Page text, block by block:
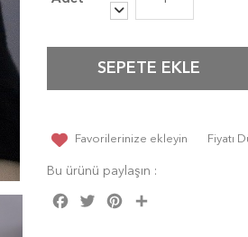
SEPETE EKLE
Favorilerinize ekleyin Fiyatı
Bu ürünü paylaşın :
Facebook
Twitter Pinterest